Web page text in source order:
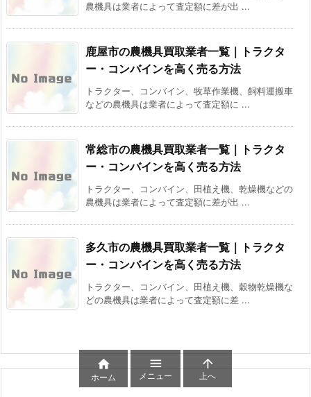
農機具は業者によって査定額に差が出 ...
鹿屋市の農機具買取業者一覧｜トラクタ
ー・コンバインを高く売る方法
トラクター、コンバイン、牧草作業機、飼料運搬車
などの農機具は業者によって査定額に ...
常総市の農機具買取業者一覧｜トラクタ
ー・コンバインを高く売る方法
トラクター、コンバイン、田植え機、乾燥機などの
農機具は業者によって査定額に差が出 ...
多久市の農機具買取業者一覧｜トラクタ
ー・コンバインを高く売る方法
トラクター、コンバイン、田植え機、穀物乾燥機な
どの農機具は業者によって査定額に差 ...

ホーム

メニュー

上へ